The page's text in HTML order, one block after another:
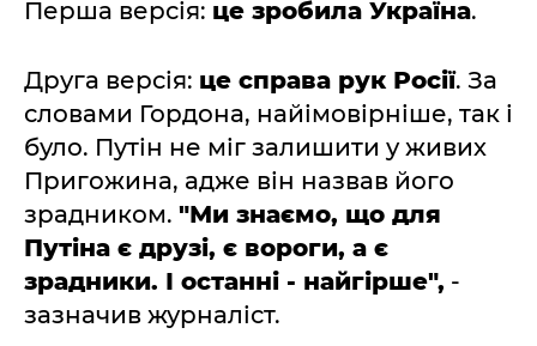
Перша версія: це зробила Україна.
Друга версія: це справа рук Росії. За
словами Гордона, найімовірніше, так і
було. Путін не міг залишити у живих
Пригожина, адже він назвав його
зрадником. "Ми знаємо, що для
Путіна є друзі, є вороги, а є
зрадники. І останні - найгірше", -
зазначив журналіст.